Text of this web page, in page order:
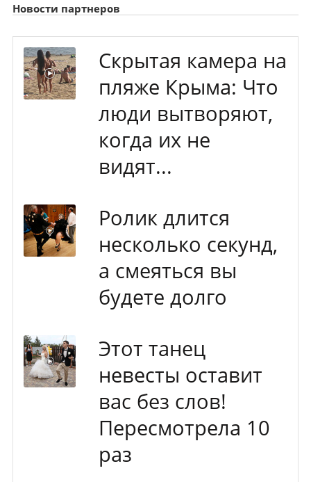
Новости партнеров
Скрытая камера на
пляже Крыма: Что
люди вытворяют,
когда их не
видят...
Ролик длится
несколько секунд,
а смеяться вы
будете долго
Этот танец
невесты оставит
вас без слов!
Пересмотрела 10
раз